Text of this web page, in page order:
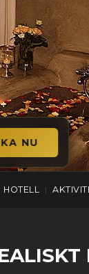
HOTELL |